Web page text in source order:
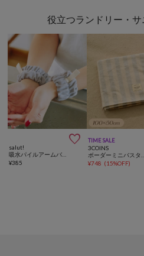
役立つランドリー・

salut!
吸水パイルアームバンド
¥385
TIME SALE
3COINS
ボーダーミニバ
¥748 (15%OFF)